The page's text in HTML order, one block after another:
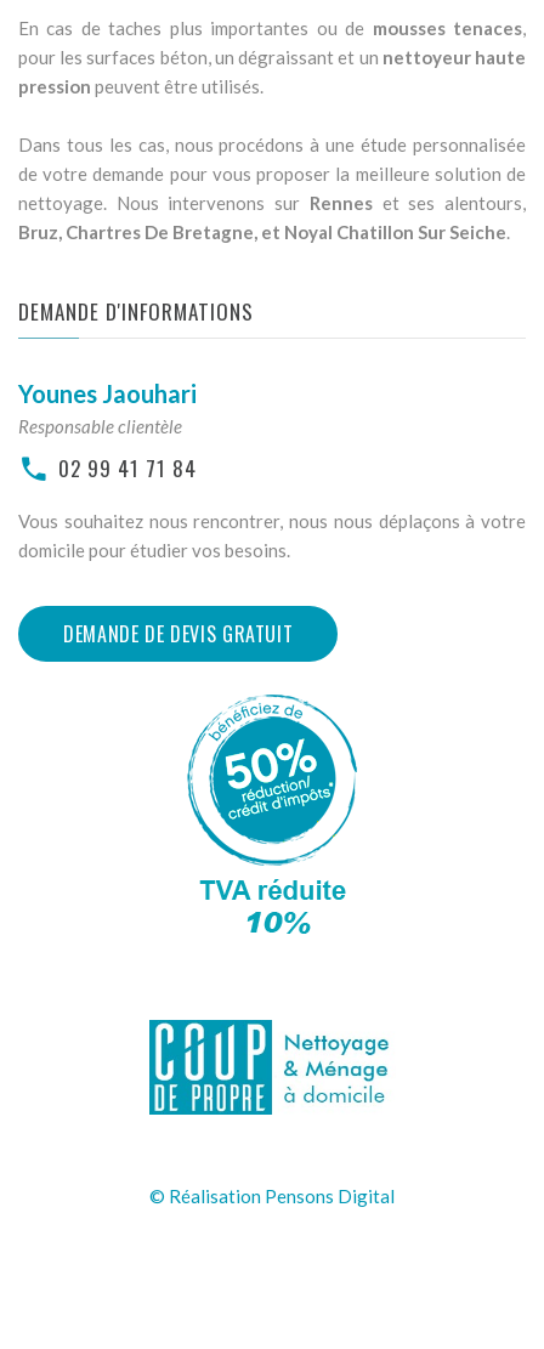
En cas de taches plus importantes ou de mousses tenaces,
pour les surfaces béton, un dégraissant et un nettoyeur haute
pression peuvent être utilisés.
Dans tous les cas, nous procédons à une étude personnalisée
de votre demande pour vous proposer la meilleure solution de
nettoyage. Nous intervenons sur Renneset ses alentours,
Bruz, Chartres De Bretagne, et Noyal Chatillon Sur Seiche.
DEMANDE D'INFORMATIONS
Younes Jaouhari
Responsable clientèle
02 99 41 71 84
Vous souhaitez nous rencontrer, nous nous déplaçons à votre
domicile pour étudier vos besoins.
DEMANDE DE DEVIS GRATUIT
© Réalisation Pensons Digital